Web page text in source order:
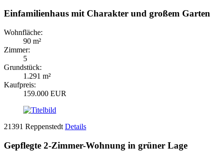
Einfamilienhaus mit Charakter und großem Garten
Wohnfläche:
90 m²
Zimmer:
5
Grundstück:
1.291 m²
Kaufpreis:
159.000 EUR
21391 Reppenstedt Details
Gepflegte 2-Zimmer-Wohnung in grüner Lage